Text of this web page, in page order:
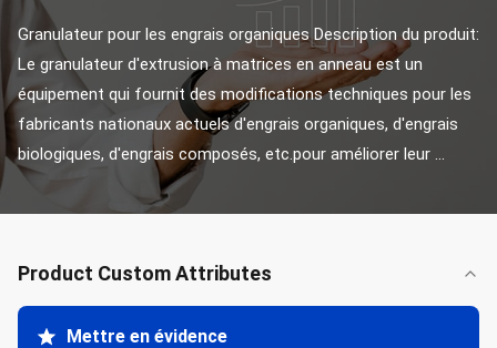
Granulateur pour les engrais organiques Description du produit:
Le granulateur d'extrusion à matrices en anneau est un
équipement qui fournit des modifications techniques pour les
fabricants nationaux actuels d'engrais organiques, d'engrais
biologiques, d'engrais composés, etc.pour améliorer leur ...
Product Custom Attributes
Mettre en évidence